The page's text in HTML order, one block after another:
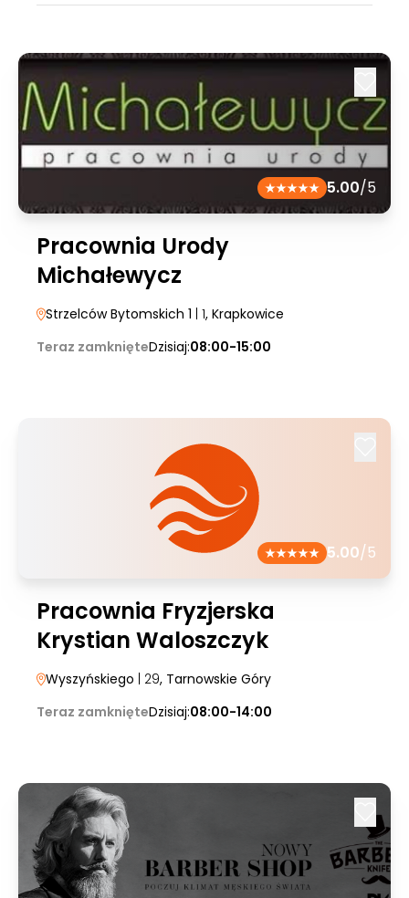
5.00/5
Pracownia Urody
Michałewycz
Strzelców Bytomskich 1 | 1, Krapkowice
Teraz zamknięteDzisiaj:08:00-15:00
5.00/5
Pracownia Fryzjerska
Krystian Waloszczyk
Wyszyńskiego | 29, Tarnowskie Góry
Teraz zamknięteDzisiaj:08:00-14:00